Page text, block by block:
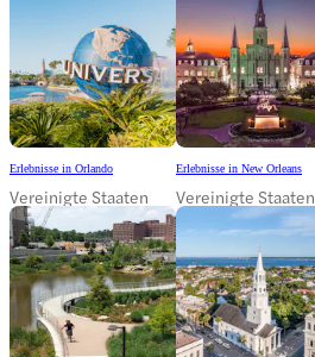
Erlebnisse in Orlando
Vereinigte Staaten
Erlebnisse in New Orleans
Vereinigte Staaten